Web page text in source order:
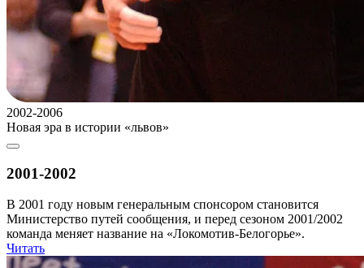
2002-2006
Новая эра в истории «львов»
2001-2002
В 2001 году новым генеральным спонсором становится
Министерство путей сообщения, и перед сезоном 2001/2002
команда меняет название на «Локомотив-Белогорье».
Читать